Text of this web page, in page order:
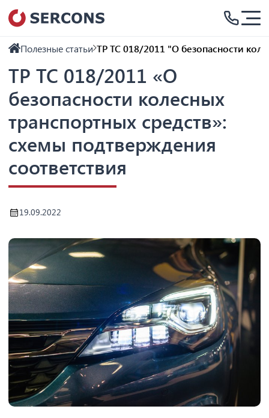
Полезные статьи ТР ТС 018/2011 "О безопасности
ТР ТС 018/2011 «О
безопасности колесных
транспортных средств»:
схемы подтверждения
соответствия
19.09.2022